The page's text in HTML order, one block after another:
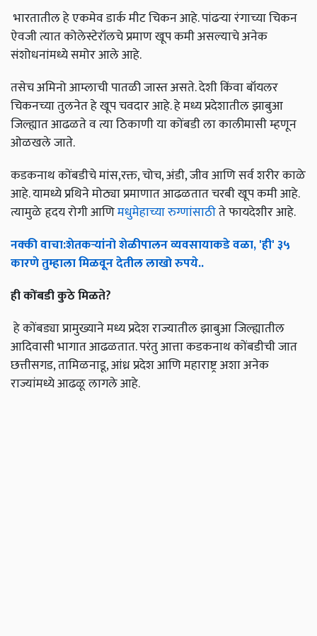
भारतातील हे एकमेव डार्क मीट चिकन आहे. पांढऱ्या रंगाच्या चिकन
ऐवजी त्यात कोलेस्टेरॉलचे प्रमाण खूप कमी असल्याचे अनेक
संशोधनांमध्ये समोर आले आहे.
तसेच अमिनो आम्लाची पातळी जास्त असते. देशी किंवा बॉयलर
चिकनच्या तुलनेत हे खूप चवदार आहे. हे मध्य प्रदेशातील झाबुआ
जिल्ह्यात आढळते व त्या ठिकाणी या कोंबडी ला कालीमासी म्हणून
ओळखले जाते.
कडकनाथ कोंबडीचे मांस,रक्त, चोच, अंडी, जीव आणि सर्व शरीर काळे
आहे. यामध्ये प्रथिने मोठ्या प्रमाणात आढळतात चरबी खूप कमी आहे.
त्यामुळे हृदय रोगी आणिमधुमेहाच्या रुग्णांसाठीते फायदेशीर आहे.
नक्कीवाचा:शेतकऱ्यांनोशेळीपालनव्यवसायाकडेवळा, 'ही'३५
कारणेतुम्हालामिळवूनदेतीललाखोरुपये..
हीकोंबडीकुठेमिळते?
हे कोंबड्या प्रामुख्याने मध्य प्रदेश राज्यातील झाबुआ जिल्ह्यातील
आदिवासी भागात आढळतात. परंतु आत्ता कडकनाथ कोंबडीची जात
छत्तीसगड, तामिळनाडू, आंध्र प्रदेश आणि महाराष्ट्र अशा अनेक
राज्यांमध्ये आढळू लागले आहे.